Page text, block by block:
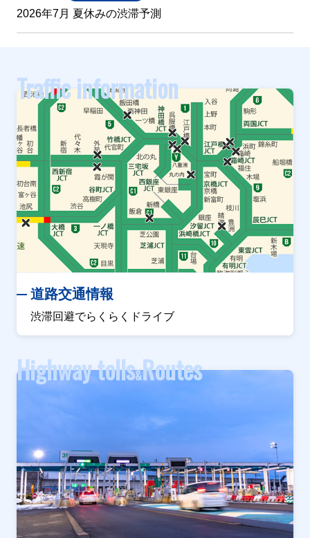
2026年7月 夏休みの渋滞予測
Traffic information
道路交通情報
渋滞回避でらくらくドライブ
Highway tolls&Routes